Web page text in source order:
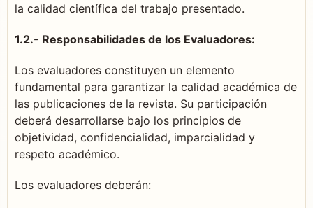
la calidad científica del trabajo presentado.
1.2.- Responsabilidades de los Evaluadores:
Los evaluadores constituyen un elemento
fundamental para garantizar la calidad académica de
las publicaciones de la revista. Su participación
deberá desarrollarse bajo los principios de
objetividad, confidencialidad, imparcialidad y
respeto académico.
Los evaluadores deberán: